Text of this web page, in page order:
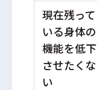
現在残って
いる身体の
機能を低下
させたくな
い